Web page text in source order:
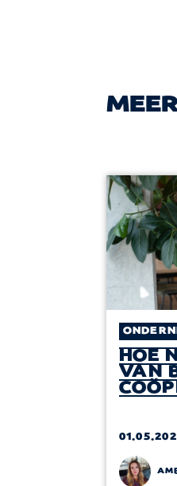
HOE
VAN